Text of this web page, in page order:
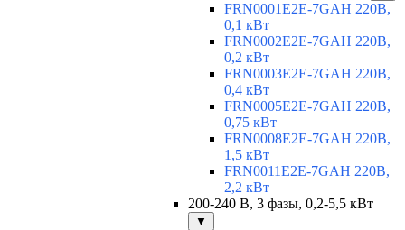
FRN0001E2E-7GAH 220В,
0,1 кВт
FRN0002E2E-7GAH 220В,
0,2 кВт
FRN0003E2E-7GAH 220В,
0,4 кВт
FRN0005E2E-7GAH 220В,
0,75 кВт
FRN0008E2E-7GAH 220В,
1,5 кВт
FRN0011E2E-7GAH 220В,
2,2 кВт
200-240 В, 3 фазы, 0,2-5,5 кВт
▼